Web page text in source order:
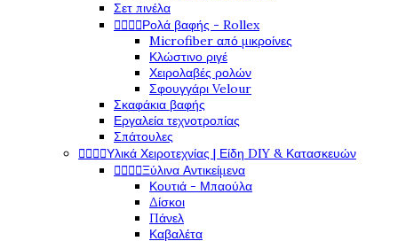
Σετ πινέλα
Ρολά βαφής - Rollex
Microfiber από μικροίνες
Κλώστινο ριγέ
Χειρολαβές ρολών
Σφουγγάρι Velour
Σκαφάκια βαφής
Εργαλεία τεχνοτροπίας
Σπάτουλες
Υλικά Χειροτεχνίας | Είδη DIY & Κατασκευών
Ξύλινα Αντικείμενα
Κουτιά - Μπαούλα
Δίσκοι
Πάνελ
Καβαλέτα